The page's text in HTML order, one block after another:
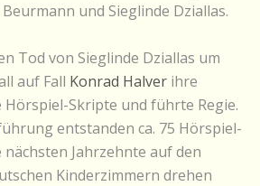
und Sieglinde Dziallas.
Tod von Sieglinde Dziallas um
auf Fall Konrad Halver ihre
Skripte und führte Regie.
entstanden ca. 75 Hörspiel-
nächsten Jahrzehnte auf den
Kinderzimmern drehen